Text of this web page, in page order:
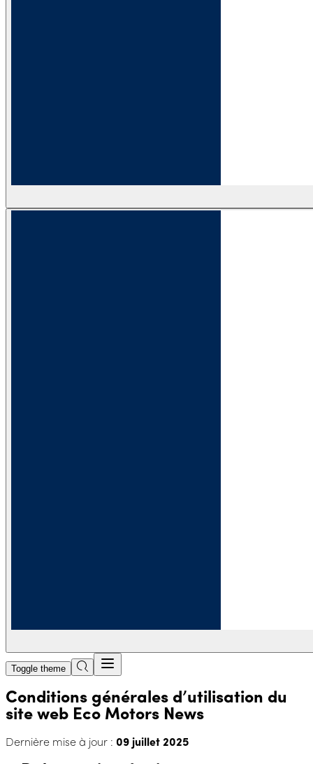
Toggle theme
Conditions générales d’utilisation du
site web Eco Motors News
Dernière mise à jour : 09 juillet 2025